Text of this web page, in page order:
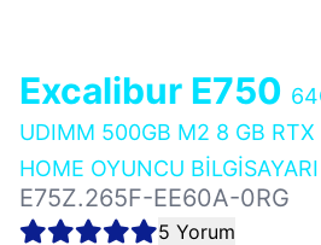
Excalibur E750
UDIMM 500GB M2 8 GB RTX
HOME OYUNCU BİLGİSAYARI
E75Z.265F-EE60A-0RG
5 Yorum